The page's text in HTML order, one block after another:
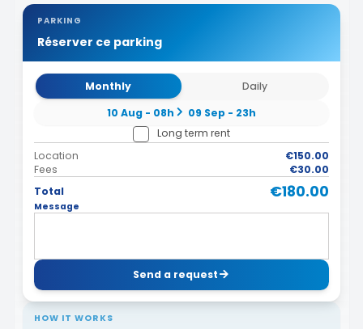
PARKING
Réserver ce parking
Monthly
Daily
10 Aug - 08h
09 Sep - 23h
Long term rent
Location
€150.00
Fees
€30.00
Total
€180.00
Message
Send a request
HOW IT WORKS